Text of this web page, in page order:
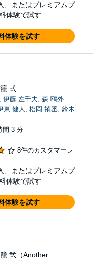
、またはプレミアムプ
体験で試す
体験を試す
弐
伊藤 左千夫, 森 鴎外
東 健人 , 松岡 禎丞, 鈴木
間 3 分
8件のカスタマーレ
、またはプレミアムプ
体験で試す
体験を試す
弐（Another